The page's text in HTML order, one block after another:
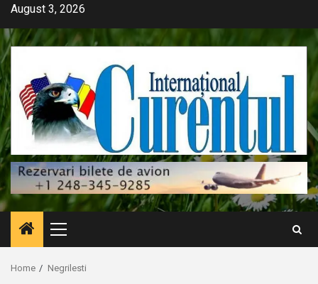
Skip
content
August 3, 2026
Primary
Menu
Home Negrilesti